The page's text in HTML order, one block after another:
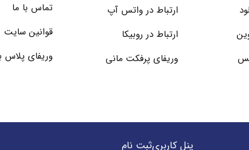
ارتباط در واتس آپ
ارتباط در روبیکا
وریفای پرفکت مانی
تماس با ما
قوانین سایت
وریفای پلاس
پنل کاربریثبت نام